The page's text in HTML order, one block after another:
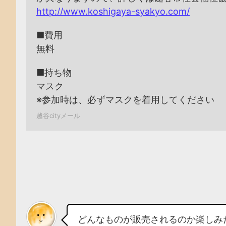
http://www.koshigaya-syakyo.com/
■費用
無料
■持ち物
マスク
※参加時は、必ずマスクを着用してください
越谷cityメール
どんなものが販売されるのか楽しみ